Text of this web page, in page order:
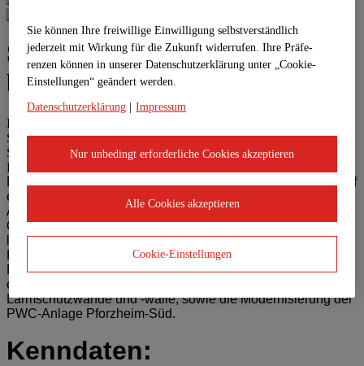
Sechsstreifiger Ausbau der A8
bei Pforzheim / Enztalquerung
Im Auftrag der Autobahn GmbH Niederlassung Südwest setzen die
STRABAG GmbH, die Ed. Züblin AG und die Züblin
Spezialtiefbau GmbH gemeinsam das Großprojekt A8
Enztalquerung in Pforzheim um.
Die Baumaßnahme beinhaltet neben dem Ausbau der A8 auf
einer Länge von rund 4,8 Kilometern den vierspurigen
Ausbau der B10 im Bereich der Anschlussstelle Pforzheim-
Ost, den Umbau der Anschlussstelle Pforzheim-Ost mit
leistungsfähigen Zufahrten, den Ersatzneubau mehrerer
Kreuzungsbauwerke, den Ersatzneubau der Enzbrücke, die
Reduzierung der Steigung beziehungsweise des Gefälles,
eine Lärmschutzeinhausung auf 380 Metern und weitere
Lärmschutzwände und -wälle, sowie die Modernisierung der
PWC-Anlage Pforzheim-Süd.
Kenndaten:
Sie können Ihre freiwillige Einwilligung selbstverständlich
jederzeit mit Wirkung für die Zukunft widerrufen. Ihre Prä­fe­
renzen können in unserer Datenschutzerklärung unter „Cookie-
Einstellungen“ geändert werden.
Datenschutzerklärung Impressum
Nur unbedingt erforderliche Cookies akzeptieren
Alle Cookies akzeptieren
Cookie-Einstellungen